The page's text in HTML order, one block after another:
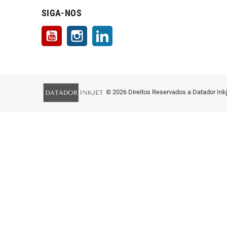
SIGA-NOS
YouTube Instagram
© 2026 Direitos Reservados a Datador